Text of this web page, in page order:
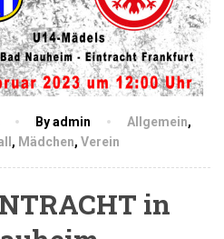
By admin Allgemein,
, Mädchen, Verein
in